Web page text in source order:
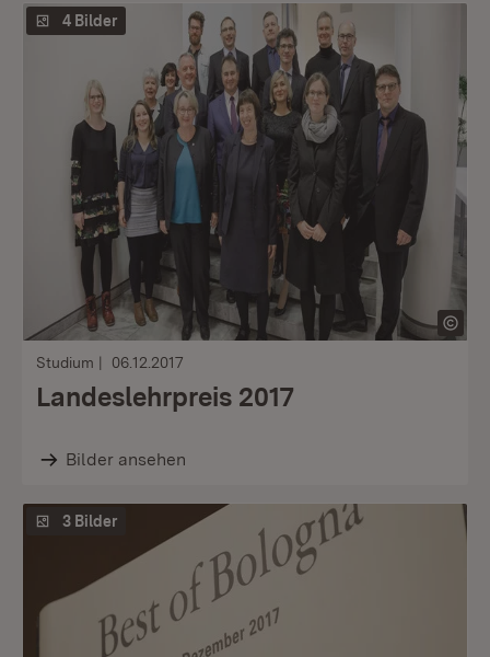
4 Bilder
Studium 06.12.2017
Landeslehrpreis 2017
Bilder ansehen
3 Bilder